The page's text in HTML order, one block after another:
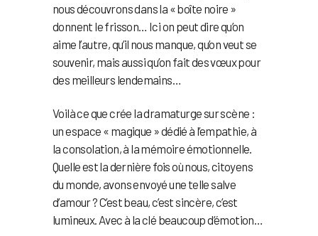
nous découvrons dans la « boîte noire »
donnent le frisson… Ici on peut dire qu’on
aime l’autre, qu’il nous manque, qu’on veut se
souvenir, mais aussi qu’on fait des vœux pour
des meilleurs lendemains…
Voilà ce que crée la dramaturge sur scène :
un espace « magique » dédié à l’empathie, à
la consolation, à la mémoire émotionnelle.
Quelle est la dernière fois où nous, citoyens
du monde, avons envoyé une telle salve
d’amour ? C’est beau, c’est sincère, c’est
lumineux. Avec à la clé beaucoup d’émotion…